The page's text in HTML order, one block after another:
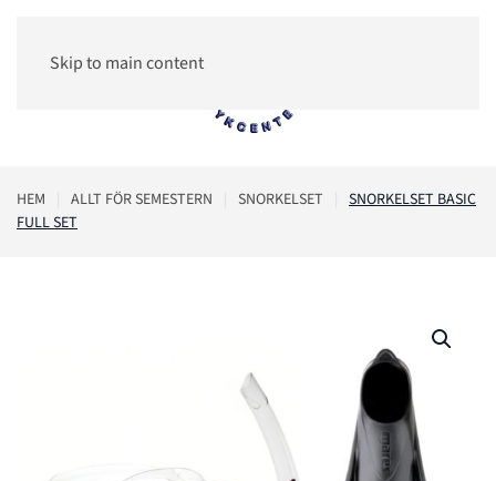
Skip to main content
HEM ALLT FÖR SEMESTERN SNORKELSET
SNORKELSET BASIC
FULL SET